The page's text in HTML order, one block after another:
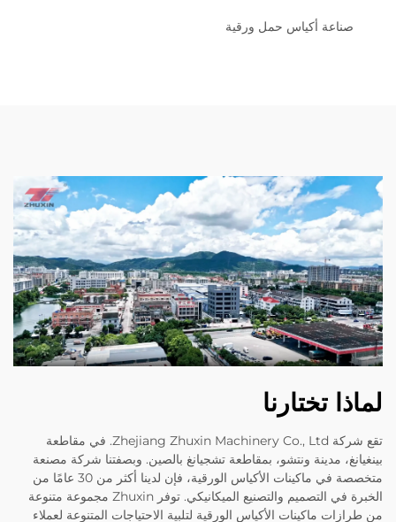
صناعة أكياس حمل ورقية
لماذا تختارنا
تقع شركة Zhejiang Zhuxin Machinery Co., Ltd. في مقاطعة
بينغيانغ، مدينة ونتشو، بمقاطعة تشجيانغ بالصين. وبصفتنا شركة مصنعة
متخصصة في ماكينات الأكياس الورقية، فإن لدينا أكثر من 30 عامًا من
الخبرة في التصميم والتصنيع الميكانيكي. توفر Zhuxin مجموعة متنوعة
من طرازات ماكينات الأكياس الورقية لتلبية الاحتياجات المتنوعة لعملاء